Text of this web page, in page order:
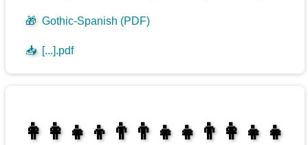
🎁 Gothic-Spanish (PDF)
📥 [...].pdf
👩‍👩‍👧‍👦👨‍👨‍👧‍👧👨‍👩‍👧‍👧